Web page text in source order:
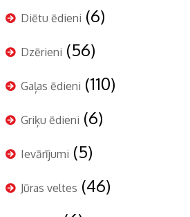
Diētu ēdieni (6)
Dzērieni (56)
Gaļas ēdieni (110)
Griķu ēdieni (6)
Ievārījumi (5)
Jūras veltes (46)